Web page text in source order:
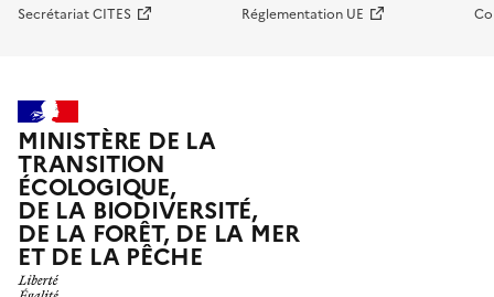
Secrétariat CITES Réglementation UE
MINISTÈRE DE LA
TRANSITION
ÉCOLOGIQUE,
DE LA BIODIVERSITÉ,
DE LA FORÊT, DE LA MER
ET DE LA PÊCHE